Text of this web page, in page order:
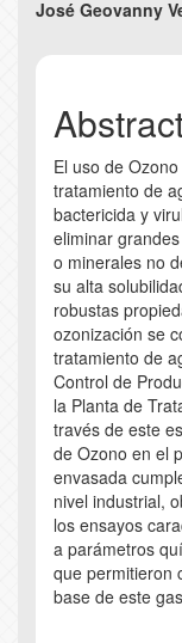
José Geovanny
El uso de
tratamiento de
bactericida y
eliminar
o minerales no
su alta
robustas
ozonización se
tratamiento de
Control de
la Planta de
través de este
de Ozono en el
envasada
nivel industrial,
los ensayos
a parámetros
que permitieron
base de este